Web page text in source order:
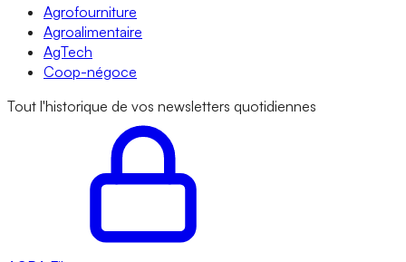
Agrofourniture
Agroalimentaire
AgTech
Coop-négoce
Tout l'historique de vos newsletters quotidiennes